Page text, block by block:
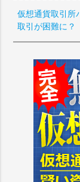
仮想通貨取引所
取引が困難に？